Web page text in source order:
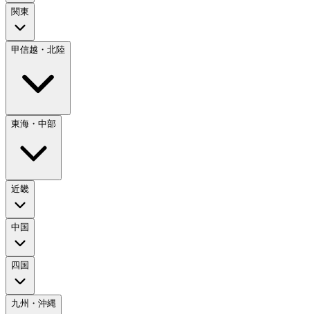
関東
甲信越・北陸
東海・中部
近畿
中国
四国
九州・沖縄